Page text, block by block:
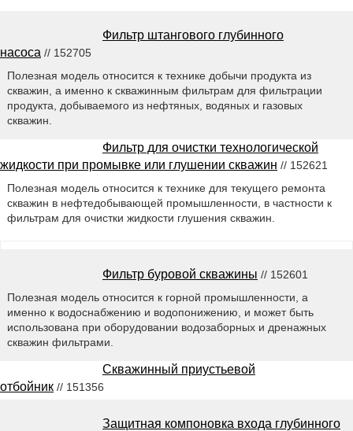
Фильтр штангового глубинного
насоса // 152705
Полезная модель относится к технике добычи продукта из
скважин, а именно к скважинным фильтрам для фильтрации
продукта, добываемого из нефтяных, водяных и газовых
скважин.
Фильтр для очистки технологической
жидкости при промывке или глушении скважин // 152621
Полезная модель относится к технике для текущего ремонта
скважин в нефтедобывающей промышленности, в частности к
фильтрам для очистки жидкости глушения скважин.
Фильтр буровой скважины // 152601
Полезная модель относится к горной промышленности, а
именно к водоснабжению и водопонижению, и может быть
использована при оборудовании водозаборных и дренажных
скважин фильтрами.
Скважинный приустьевой
отбойник // 151356
Защитная компоновка входа глубинного